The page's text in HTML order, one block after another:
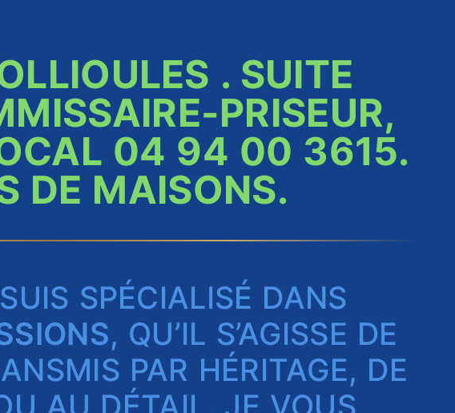
. SUITE
PRISEUR,
04 94 00 3615.
DE MAISONS.
SPÉCIALISÉ DANS
, QU’IL S’AGISSE DE
PAR HÉRITAGE, DE